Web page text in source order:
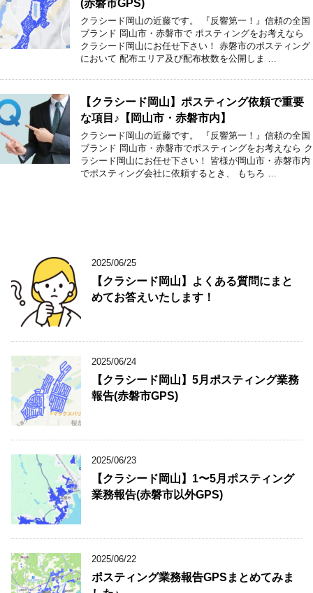
(赤磐市GPS)
クラシード岡山の近藤です。 『反響第一！』信頼の全国
ブランド 岡山市・赤磐市で ポスティングをお考えなら
クラシード岡山にお任せ下さい！ 赤磐市のポスティング
において 配布エリア及び配布枚数を公開しま …
【クラシード岡山】ポスティング依頼で重要
な項目♪【岡山市・赤磐市内】
クラシード岡山の近藤です。 『反響第一！』信頼の全国
ブランド 岡山市・赤磐市でポスティングをお考えなら ク
ラシード岡山にお任せ下さい！ 皆様が岡山市・赤磐市内
でポスティング会社に依頼するとき、 もちろ …
2025/06/25
【クラシード岡山】よくある質問にまと
めてお答えいたします！
2025/06/24
【クラシード岡山】5月ポスティング業務
報告(赤磐市GPS)
2025/06/23
【クラシード岡山】1〜5月ポスティング
業務報告(赤磐市以外GPS)
2025/06/22
ポスティング業務報告GPSまとめてみま